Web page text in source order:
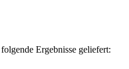
Ergebnisse geliefert: